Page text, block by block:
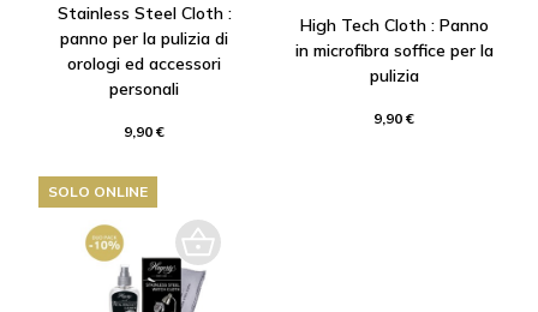
Stainless Steel Cloth :
panno per la pulizia di
orologi ed accessori
personali
9,90 €
High Tech Cloth : Panno
in microfibra soffice per la
pulizia
9,90 €
SOLO ONLINE